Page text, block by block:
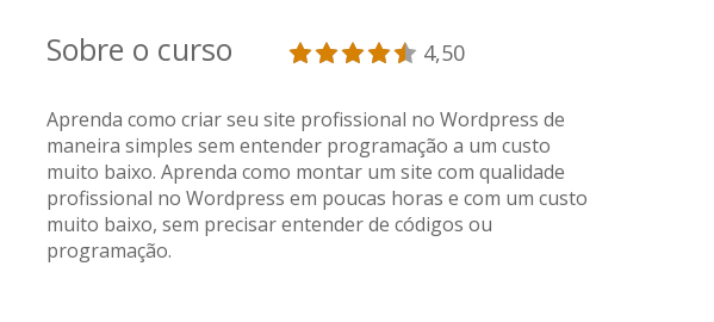
Sobre o curso 4,50
Aprenda como criar seu site profissional no Wordpress de
maneira simples sem entender programação a um custo
muito baixo. Aprenda como montar um site com qualidade
profissional no Wordpress em poucas horas e com um custo
muito baixo, sem precisar entender de códigos ou
programação.